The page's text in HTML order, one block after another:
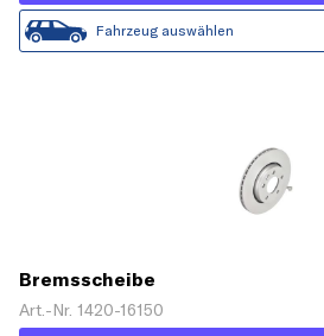
Fahrzeug auswählen
Bremsscheibe
Art.-Nr. 1420-16150